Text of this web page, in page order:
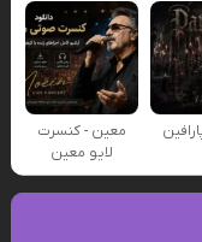
معین - کنسرت
لایو معین